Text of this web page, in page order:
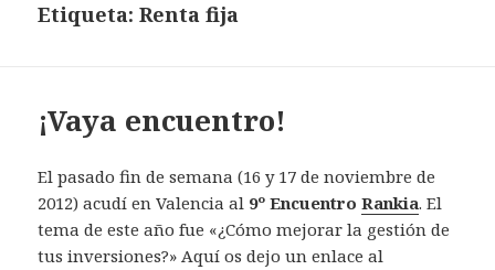
Etiqueta: Renta fija
¡Vaya encuentro!
El pasado fin de semana (16 y 17 de noviembre de
2012) acudí en Valencia al 9º EncuentroRankia. El
tema de este año fue «¿Cómo mejorar la gestión de
tus inversiones?» Aquí os dejo un enlace al